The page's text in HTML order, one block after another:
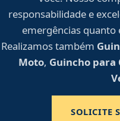
responsabilidade e
emergências
Realizamos também
Moto, Guincho para
SOLICITE